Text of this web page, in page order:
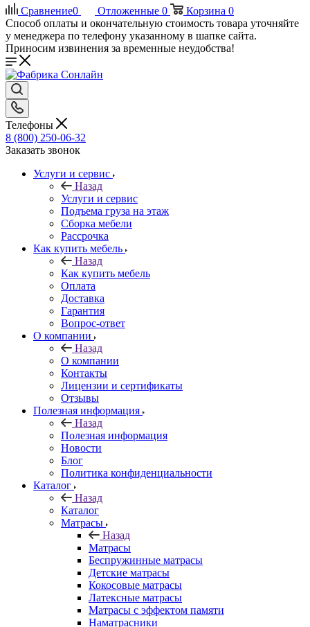
Сравнение0 Отложенные 0 Корзина 0
Способ оплаты и окончательную стоимость товара уточняйте
у менеджера по телефону указанному в шапке сайта.
Приносим извинения за временные неудобства!
Телефоны
8 (800) 250-06-32
Заказать звонок
Услуги и сервис
Назад
Услуги и сервис
Подъема груза на этаж
Сборка мебели
Рассрочка
Как купить мебель
Назад
Как купить мебель
Оплата
Доставка
Гарантия
Вопрос-ответ
О компании
Назад
О компании
Контакты
Лицензии и сертификаты
Отзывы
Полезная информация
Назад
Полезная информация
Новости
Блог
Политика конфиденциальности
Каталог
Назад
Каталог
Матрасы
Назад
Матрасы
Беспружинные матрасы
Детские матрасы
Кокосовые матрасы
Латексные матрасы
Матрасы с эффектом памяти
Наматрасники